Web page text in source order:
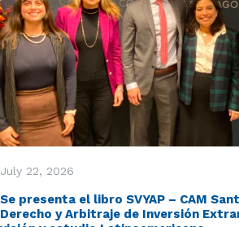
July 22, 2026
Se presenta el libro SVYAP – CAM
Derecho y Arbitraje de Inversión